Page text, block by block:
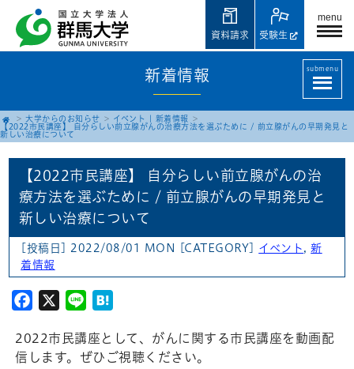
menu
受験生
資料請求
新着情報 submenu
大学からのお知らせ イベント
新着情報
【2022市民講座】 自分らしい前立腺がんの治療方法を選ぶために / 前立腺がんの早期発見と
新しい治療について
【2022市民講座】 自分らしい前立腺がんの治
療方法を選ぶために / 前立腺がんの早期発見と
新しい治療について
[投稿日] 2022/08/01 MON [CATEGORY] イベント ,新
着情報
Facebook
X Line
2022市民講座として、がんに関する市民講座を動画配
信します。ぜひご視聴ください。